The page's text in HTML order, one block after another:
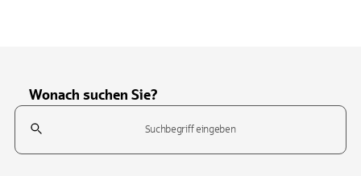
Wonach suchen Sie?
Suchfeld